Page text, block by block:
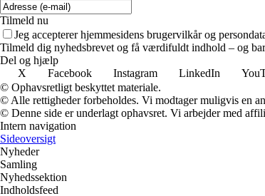
Tilmeld nu
Jeg accepterer hjemmesidens brugervilkår og
Tilmeld dig nyhedsbrevet og få værdifuldt indhold – og
Del og hjælp
X
Facebook Instagram LinkedIn
© Ophavsretligt beskyttet materiale.
© Alle rettigheder forbeholdes. Vi modtager muligvis en
© Denne side er underlagt ophavsret. Vi arbejder med
Intern navigation
Sideoversigt
Nyheder
Samling
Nyhedssektion
Indholdsfeed